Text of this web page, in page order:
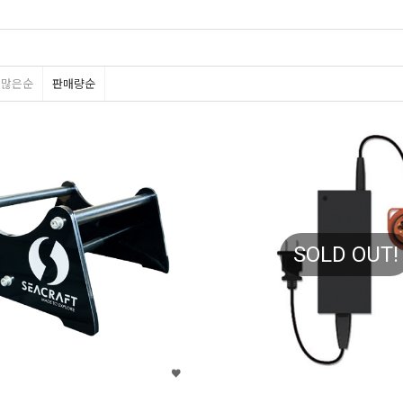
은순 판매량순
SOLD OUT!